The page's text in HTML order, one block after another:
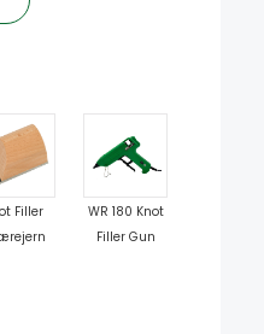
Filler
WR 180 Knot
Filler Gun